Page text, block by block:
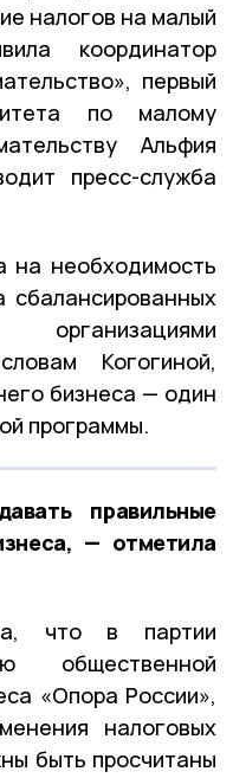
налогов на малый
координатор
первый
по малому
Альфия
пресс-служба
на необходимость
сбалансированных
Когогиной,
бизнеса — один
программы.
правильные
— отметила
что в партии
общественной
«Опора России»,
налоговых
быть просчитаны